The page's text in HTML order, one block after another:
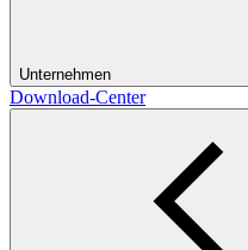
Unternehmen
Download-Center